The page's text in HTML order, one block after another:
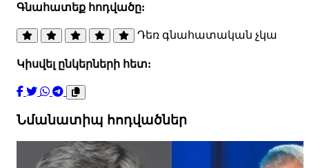
Գնահատեք հոդվածը:
Դեռ գնահատական չկա
Կիսվել ընկերների հետ:
Նմանատիպ հոդվածներ